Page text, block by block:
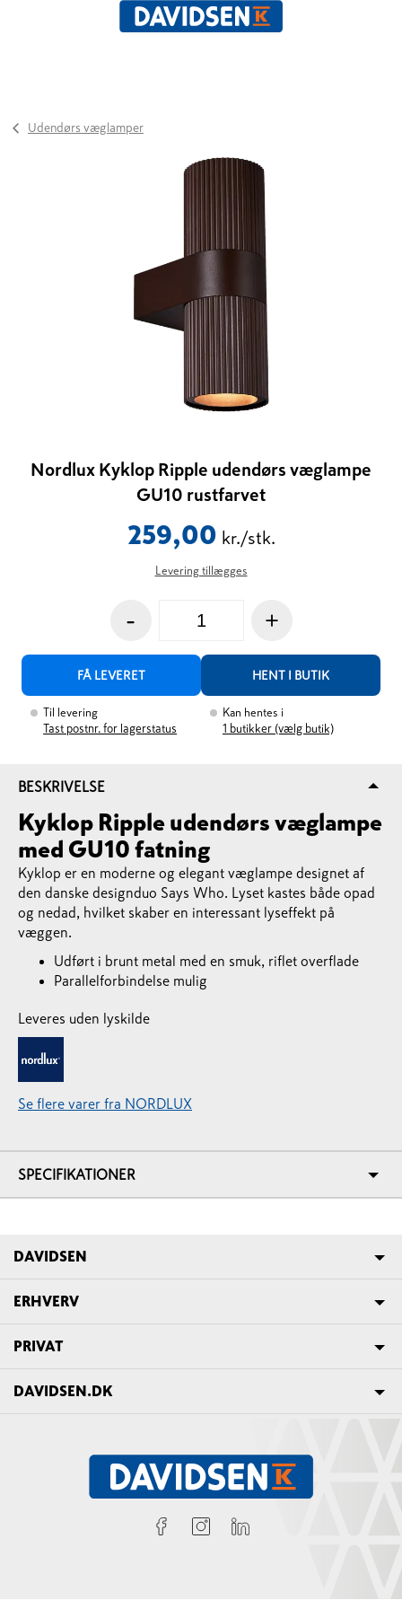
Udendørs væglamper
Nordlux Kyklop Ripple udendørs væglampe
GU10 rustfarvet
259,00 kr./stk.
Levering tillægges
- +
FÅ LEVERET HENT I BUTIK
Til levering
Tast postnr. for lagerstatus
Kan hentes i
1 butikker (vælg butik)
BESKRIVELSE
Kyklop Ripple udendørs væglampe
med GU10 fatning
Kyklop er en moderne og elegant væglampe designet af
den danske designduo Says Who. Lyset kastes både opad
og nedad, hvilket skaber en interessant lyseffekt på
væggen.
Udført i brunt metal med en smuk, riflet overflade
Parallelforbindelse mulig
Leveres uden lyskilde
Se flere varer fra NORDLUX
SPECIFIKATIONER
DAVIDSEN
ERHVERV
PRIVAT
DAVIDSEN.DK